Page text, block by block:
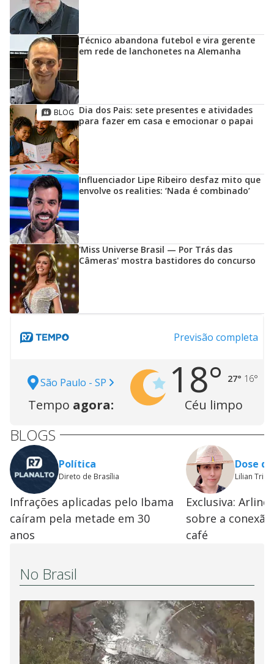
Técnico abandona futebol e vira gerente
em rede de lanchonetes na Alemanha
Dia dos Pais: sete presentes e atividades
para fazer em casa e emocionar o papai
Influenciador Lipe Ribeiro desfaz mito que
envolve os realities: ‘Nada é combinado’
'Miss Universe Brasil — Por Trás das
Câmeras' mostra bastidores do concurso
Previsão completa
São Paulo - SP
Tempo agora:
18° 27° 16°
Céu limpo
BLOGS
Política
Direto de Brasília
Infrações aplicadas pelo Ibama
caíram pela metade em 30
anos
Dose
Lilian
Exclusiva:
sobre a
café
No Brasil